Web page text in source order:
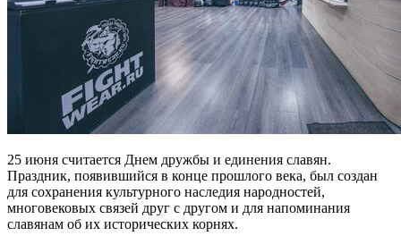
25 июня считается Днем дружбы и единения славян.
Праздник, появившийся в конце прошлого века, был создан
для сохранения культурного наследия народностей,
многовековых связей друг с другом и для напоминания
славянам об их исторических корнях.